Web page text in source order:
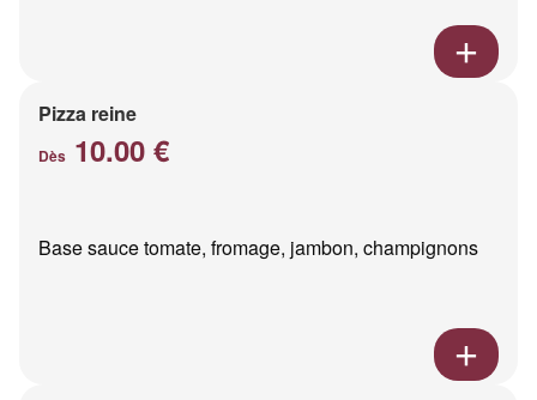
Pizza reine
Dès 10.00 €
Base sauce tomate, fromage, jambon, champignons